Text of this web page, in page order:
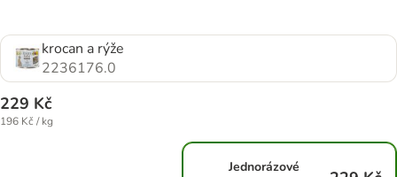
krocan a rýže
2236176.0
229 Kč
196 Kč / kg
Jednorázové